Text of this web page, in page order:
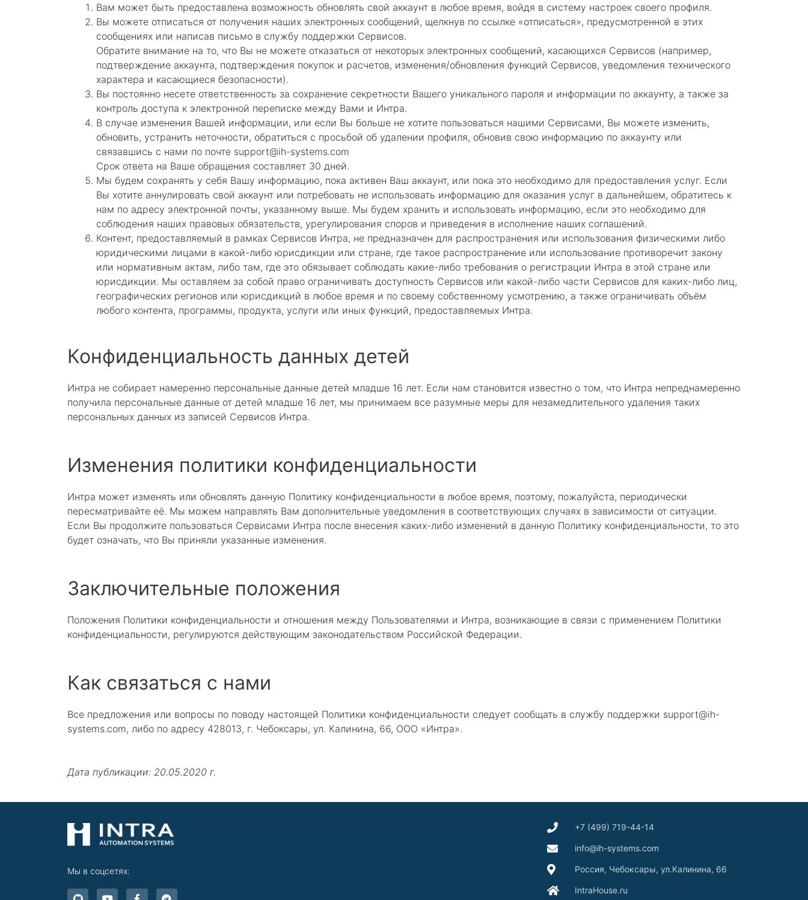
Вам может быть предоставлена возможность обновлять свой аккаунт в любое время, войдя в систему настроек своего профиля.
Вы можете отписаться от получения наших электронных сообщений, щелкнув по ссылке «отписаться», предусмотренной в этих
сообщениях или написав письмо в службу поддержки Сервисов.
Обратите внимание на то, что Вы не можете отказаться от некоторых электронных сообщений, касающихся Сервисов (например,
подтверждение аккаунта, подтверждения покупок и расчетов, изменения/обновления функций Сервисов, уведомления технического
характера и касающиеся безопасности).
Вы постоянно несете ответственность за сохранение секретности Вашего уникального пароля и информации по аккаунту, а также за
контроль доступа к электронной переписке между Вами и Интра.
В случае изменения Вашей информации, или если Вы больше не хотите пользоваться нашими Сервисами, Вы можете изменить,
обновить, устранить неточности, обратиться с просьбой об удалении профиля, обновив свою информацию по аккаунту или
связавшись с нами по почте support@ih-systems.com
Срок ответа на Ваше обращения составляет 30 дней.
Мы будем сохранять у себя Вашу информацию, пока активен Ваш аккаунт, или пока это необходимо для предоставления услуг. Если
Вы хотите аннулировать свой аккаунт или потребовать не использовать информацию для оказания услуг в дальнейшем, обратитесь к
нам по адресу электронной почты, указанному выше. Мы будем хранить и использовать информацию, если это необходимо для
соблюдения наших правовых обязательств, урегулирования споров и приведения в исполнение наших соглашений.
Контент, предоставляемый в рамках Сервисов Интра, не предназначен для распространения или использования физическими либо
юридическими лицами в какой-либо юрисдикции или стране, где такое распространение или использование противоречит закону
или нормативным актам, либо там, где это обязывает соблюдать какие-либо требования о регистрации Интра в этой стране или
юрисдикции. Мы оставляем за собой право ограничивать доступность Сервисов или какой-либо части Сервисов для каких-либо лиц,
географических регионов или юрисдикций в любое время и по своему собственному усмотрению, а также ограничивать объём
любого контента, программы, продукта, услуги или иных функций, предоставляемых Интра.
Конфиденциальность данных детей
Интра не собирает намеренно персональные данные детей младше 16 лет. Если нам становится известно о том, что Интра непреднамеренно
получила персональные данные от детей младше 16 лет, мы принимаем все разумные меры для незамедлительного удаления таких
персональных данных из записей Сервисов Интра.
Изменения политики конфиденциальности
Интра может изменять или обновлять данную Политику конфиденциальности в любое время, поэтому, пожалуйста, периодически
пересматривайте её. Мы можем направлять Вам дополнительные уведомления в соответствующих случаях в зависимости от ситуации.
Если Вы продолжите пользоваться Сервисами Интра после внесения каких-либо изменений в данную Политику конфиденциальности, то это
будет означать, что Вы приняли указанные изменения.
Заключительные положения
Положения Политики конфиденциальности и отношения между Пользователями и Интра, возникающие в связи с применением Политики
конфиденциальности, регулируются действующим законодательством Российской Федерации.
Как связаться с нами
Все предложения или вопросы по поводу настоящей Политики конфиденциальности следует сообщать в службу поддержки support@ih-
systems.com, либо по адресу 428013, г. Чебоксары, ул. Калинина, 66, ООО «Интра».
Дата публикации: 20.05.2020 г.
Мы в соцсетях:
G
Y
F
T
+7 (499) 719-44-14
info@ih-systems.com
Россия, Чебоксары, ул.Калинина, 66
IntraHouse.ru